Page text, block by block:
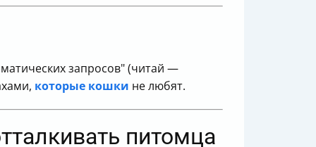
запросов" (читай —
которые кошки не любят.
питомца